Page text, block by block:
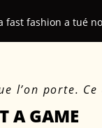
fast fashion a tué
l’on porte.
A GAME